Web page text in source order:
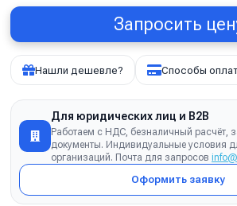
Запросить
Нашли дешевле? Способы
Для юридических лиц и B2B
Работаем с НДС, безналичный расчёт,
документы. Индивидуальные условия
организаций. Почта для запросов
Оформить заявку